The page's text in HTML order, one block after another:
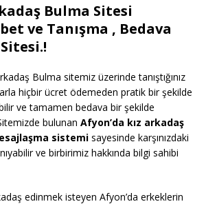
Bulma Sitesi
ve Tanışma , Bedava
Bulma sitemiz üzerinde tanıştığınız
hiçbir ücret ödemeden pratik bir şekilde
ve tamamen bedava bir şekilde
bulunan Afyon’da kız arkadaş
sistemi sayesinde karşınızdaki
ve birbirimiz hakkında bilgi sahibi
edinmek isteyen Afyon’da erkeklerin